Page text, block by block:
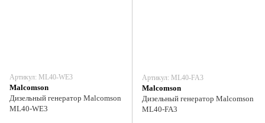
Артикул: ML40-WE3
Malcomson
Дизельный генератор Malcomson
ML40-WE3
Артикул: ML40-FA3
Malcomson
Дизельный генератор Malcomson
ML40-FA3